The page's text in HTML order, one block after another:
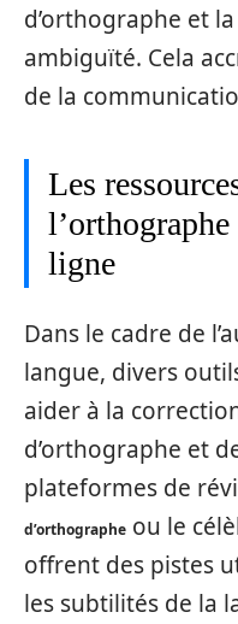
d’orthographe et
ambiguïté. Cela
de la
Les
ligne
Dans le cadre de
langue, divers
aider à la
d’orthographe et
plateformes de
d’orthographe ou le
offrent des pistes
les subtilités de la